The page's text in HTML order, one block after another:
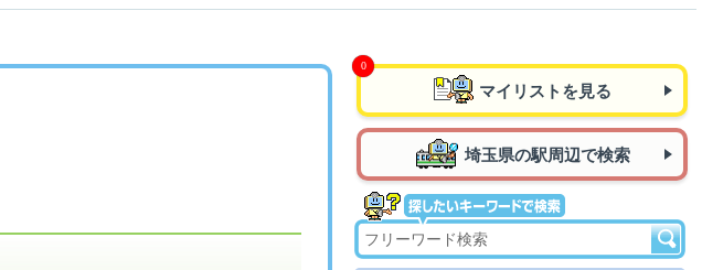
マイリストを見る
埼玉県の駅周辺で検索